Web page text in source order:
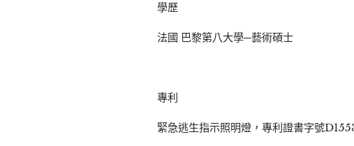
學歷
法國 巴黎第八大學─藝術碩士
專利
緊急逃生指示照明燈，專利證書字號